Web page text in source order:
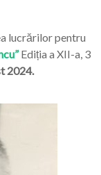
lucrărilor pentru
Ediția a XII-a, 3
2024.